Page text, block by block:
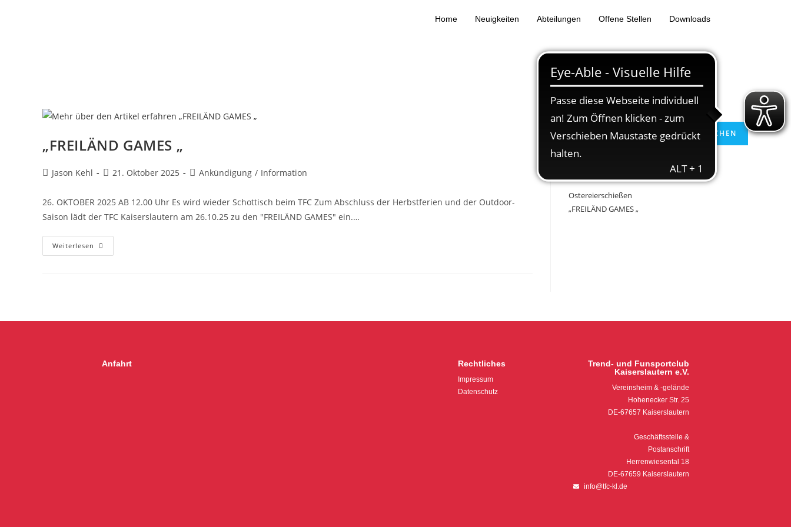
Home Neuigkeiten Abteilungen Offene Stellen Downloads
„FREILÄND GAMES „
Jason Kehl 21. Oktober 2025 Ankündigung / Information
26. OKTOBER 2025 AB 12.00 Uhr Es wird wieder Schottisch beim TFC Zum Abschluss der Herbstferien und der Outdoor-
Saison lädt der TFC Kaiserslautern am 26.10.25 zu den "FREILÄND GAMES" ein.…
Weiterlesen
Suchen
SUCHEN
Ostereierschießen
„FREILÄND GAMES „
Anfahrt Rechtliches
Impressum
Datenschutz
Trend- und Funsportclub
Kaiserslautern e.V.
Vereinsheim & -gelände
Hohenecker Str. 25
DE-67657 Kaiserslautern
Geschäftsstelle &
Postanschrift
Herrenwiesental 18
DE-67659 Kaiserslautern
info@tfc-kl.de